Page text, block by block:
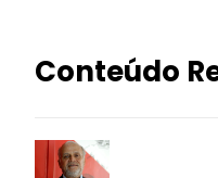
Conteúdo